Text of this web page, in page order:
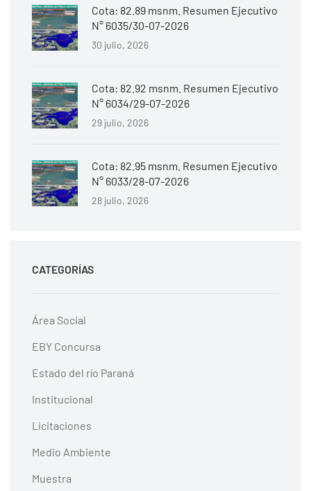
Cota: 82.89 msnm. Resumen Ejecutivo
N° 6035/30-07-2026
30 julio, 2026
Cota: 82.92 msnm. Resumen Ejecutivo
N° 6034/29-07-2026
29 julio, 2026
Cota: 82.95 msnm. Resumen Ejecutivo
N° 6033/28-07-2026
28 julio, 2026
CATEGORÍAS
Área Social
EBY Concursa
Estado del río Paraná
Institucional
Licitaciones
Medio Ambiente
Muestra